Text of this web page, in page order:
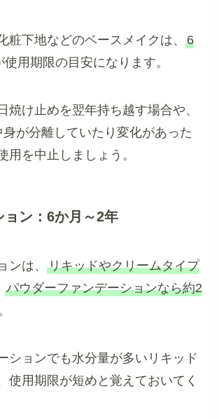
粧下地などのベースメイクは、6
使用期限の目安になります。
焼け止めを翌年持ち越す場合や、
が分離していたり変化があった
用を中止しましょう。
ョン：6か月～2年
ンは、リキッドやクリームタイプ
パウダーファンデーションなら約2
ションでも水分量が多いリキッド
使用期限が短めと覚えておいてく